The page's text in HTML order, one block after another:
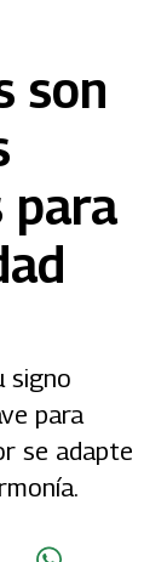
son
para
signo
para
se adapte